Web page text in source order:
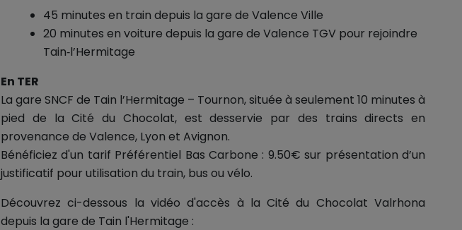
45 minutes en train depuis la gare de Valence Ville
20 minutes en voiture depuis la gare de Valence TGV pour rejoindre
Tain‑l’Hermitage
En TER
La gare SNCF de Tain l’Hermitage – Tournon, située à seulement 10 minutes à
pied de la Cité du Chocolat, est desservie par des trains directs en
provenance de Valence, Lyon et Avignon.
Bénéficiez d'un tarif Préférentiel Bas Carbone : 9.50€ sur présentation d’un
justificatif pour utilisation du train, bus ou vélo.
Découvrez ci-dessous la vidéo d'accès à la Cité du Chocolat Valrhona
depuis la gare de Tain l'Hermitage :